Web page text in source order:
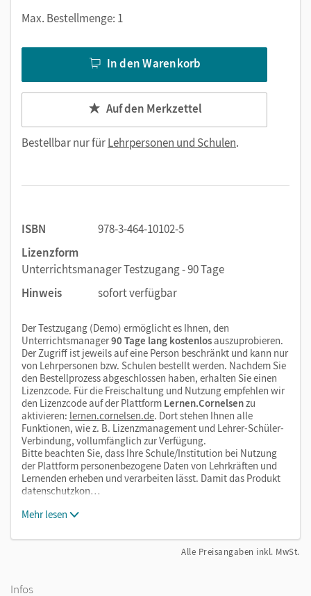
Max. Bestellmenge: 1
In den Warenkorb
Auf den Merkzettel
Bestellbar nur fürLehrpersonen und Schulen.
ISBN
978-3-464-10102-5
Lizenzform
Unterrichtsmanager Testzugang - 90 Tage
Hinweis
sofort verfügbar
Der Testzugang (Demo) ermöglicht es Ihnen, den
Unterrichtsmanager90 Tage lang kostenlosauszuprobieren.
Der Zugriff ist jeweils auf eine Person beschränkt und kann nur
von Lehrpersonen bzw. Schulen bestellt werden. Nachdem Sie
den Bestellprozess abgeschlossen haben, erhalten Sie einen
Lizenzcode. Für die Freischaltung und Nutzung empfehlen wir
den Lizenzcode auf der Plattform Lernen.Cornelsenzu
aktivieren: lernen.cornelsen.de. Dort stehen Ihnen alle
Funktionen, wie z. B. Lizenzmanagement und Lehrer-Schüler-
Verbindung, vollumfänglich zur Verfügung.
Bitte beachten Sie, dass Ihre Schule/Institution bei Nutzung
der Plattform personenbezogene Daten von Lehrkräften und
Lernenden erheben und verarbeiten lässt. Damit das Produkt
datenschutzkon…
Mehr lesen
Alle Preisangaben inkl. MwSt.
Infos